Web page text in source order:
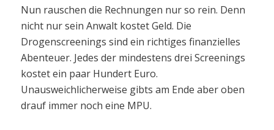
Nun rauschen die Rechnungen nur so rein. Denn
nicht nur sein Anwalt kostet Geld. Die
Drogenscreenings sind ein richtiges finanzielles
Abenteuer. Jedes der mindestens drei Screenings
kostet ein paar Hundert Euro.
Unausweichlicherweise gibts am Ende aber oben
drauf immer noch eine MPU.